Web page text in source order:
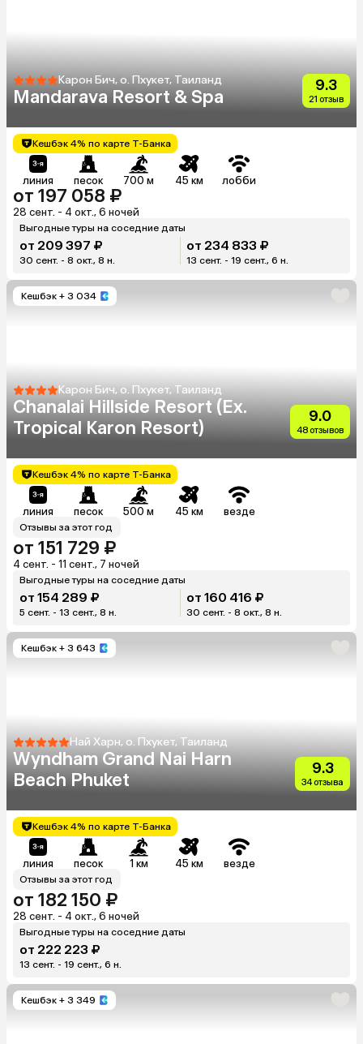
Карон Бич, о. Пхукет, Таиланд
Mandarava Resort & Spa
9.3
21 отзыв
Кешбэк 4% по карте Т-Банка
линия песок 700 м 45 км лобби
от 197 058 ₽
28 сент. - 4 окт., 6 ночей
Выгодные туры на соседние даты
от 209 397 ₽
30 сент. - 8 окт., 8 н.
от 234 833 ₽
13 сент. - 19 сент., 6 н.
Кешбэк + 3 034
Карон Бич, о. Пхукет, Таиланд
Chanalai Hillside Resort (Ex.
Tropical Karon Resort)
9.0
48 отзывов
Кешбэк 4% по карте Т-Банка
линия песок 500 м 45 км везде
Отзывы за этот год
от 151 729 ₽
4 сент. - 11 сент., 7 ночей
Выгодные туры на соседние даты
от 154 289 ₽
5 сент. - 13 сент., 8 н.
от 160 416 ₽
30 сент. - 8 окт., 8 н.
Кешбэк + 3 643
Най Харн, о. Пхукет, Таиланд
Wyndham Grand Nai Harn
Beach Phuket
9.3
34 отзыва
Кешбэк 4% по карте Т-Банка
линия песок 1 км 45 км везде
Отзывы за этот год
от 182 150 ₽
28 сент. - 4 окт., 6 ночей
Выгодные туры на соседние даты
от 222 223 ₽
13 сент. - 19 сент., 6 н.
Кешбэк + 3 349